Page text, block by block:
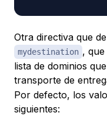
Otra directiva que
mydestination ,
lista de dominios
transporte de
Por defecto, los
siguientes: